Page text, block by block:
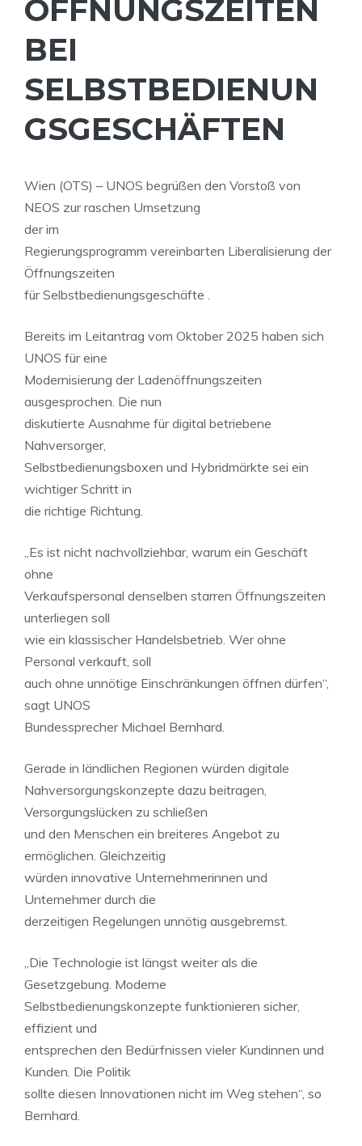
FNUNGSZEITEN BE
I SE
LBSTBEDIENUNGS
GESCHÄFTEN
Wien (OTS) – UNOS begrüßen den Vorstoß von
NEOS zur raschen Umsetzung
der im
Regierungsprogramm vereinbarten Liberalisierung der
Öffnungszeiten
für Selbstbedienungsgeschäfte .
Bereits im Leitantrag vom Oktober 2025 haben sich
UNOS für eine
Modernisierung der Ladenöffnungszeiten
ausgesprochen. Die nun
diskutierte Ausnahme für digital betriebene
Nahversorger,
Selbstbedienungsboxen und Hybridmärkte sei ein
wichtiger Schritt in
die richtige Richtung.
„Es ist nicht nachvollziehbar, warum ein Geschäft
ohne
Verkaufspersonal denselben starren Öffnungszeiten
unterliegen soll
wie ein klassischer Handelsbetrieb. Wer ohne
Personal verkauft, soll
auch ohne unnötige Einschränkungen öffnen dürfen“,
sagt UNOS
Bundessprecher Michael Bernhard.
Gerade in ländlichen Regionen würden digitale
Nahversorgungskonzepte dazu beitragen,
Versorgungslücken zu schließen
und den Menschen ein breiteres Angebot zu
ermöglichen. Gleichzeitig
würden innovative Unternehmerinnen und
Unternehmer durch die
derzeitigen Regelungen unnötig ausgebremst.
„Die Technologie ist längst weiter als die
Gesetzgebung. Moderne
Selbstbedienungskonzepte funktionieren sicher,
effizient und
entsprechen den Bedürfnissen vieler Kundinnen und
Kunden. Die Politik
sollte diesen Innovationen nicht im Weg stehen“, so
Bernhard.